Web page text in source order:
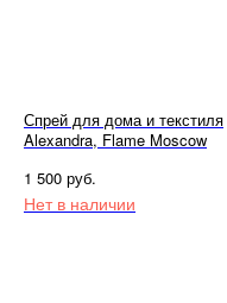
Спрей для дома и текстиля
Alexandra, Flame Moscow
1 500 руб.
Нет в наличии